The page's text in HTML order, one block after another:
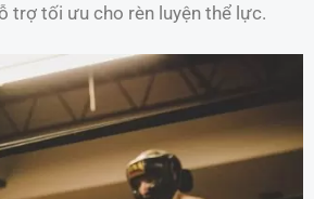
trợ tối ưu cho rèn luyện thể lực.